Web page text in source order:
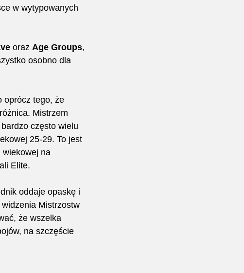
w wytypowanych
oraz Age Groups,
osobno dla
oprócz tego, że
Mistrzem
często wielu
25-29. To jest
wiekowej na
Elite.
oddaje opaskę i
Mistrzostw
że wszelka
na szczęście